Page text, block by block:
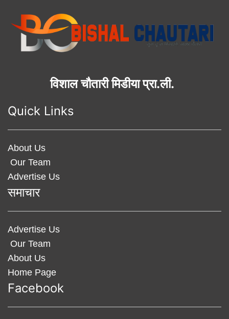
विशाल चौतारी मिडीया प्रा.ली.
Quick Links
About Us
Our Team
Advertise Us
समाचार
Advertise Us
Our Team
About Us
Home Page
Facebook